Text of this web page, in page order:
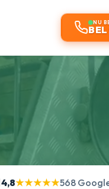
NU
4,8★★★★★568